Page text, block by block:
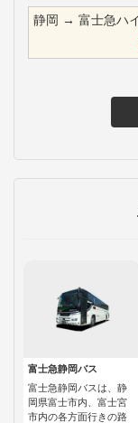
静岡 → 富士急ハ
富士急静岡バス
富士急静岡バスは、静
岡県富士市内、富士宮
市内の各方面行きの路